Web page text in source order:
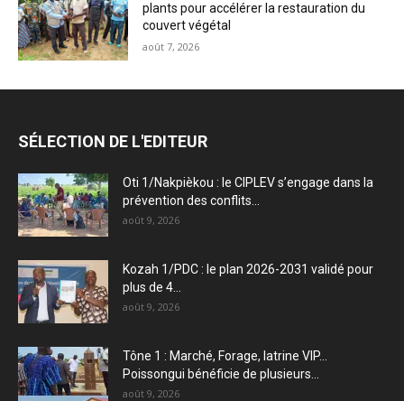
plants pour accélérer la restauration du
couvert végétal
août 7, 2026
SÉLECTION DE L'EDITEUR
Oti 1/Nakpièkou : le CIPLEV s’engage dans la
prévention des conflits...
août 9, 2026
Kozah 1/PDC : le plan 2026-2031 validé pour
plus de 4...
août 9, 2026
Tône 1 : Marché, Forage, latrine VIP…
Poissongui bénéficie de plusieurs...
août 9, 2026